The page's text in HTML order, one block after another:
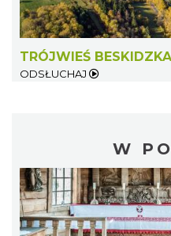
TRÓJWIEŚ
ODSŁUCHAJ
W